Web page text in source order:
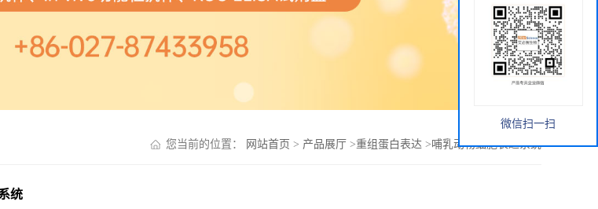
您当前的位置： 网站首页 > 产品展厅 >重组蛋白表达 >哺乳动物细胞表达系统
统
微信扫一扫